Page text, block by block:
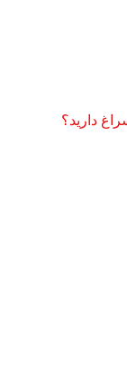
دارید؟